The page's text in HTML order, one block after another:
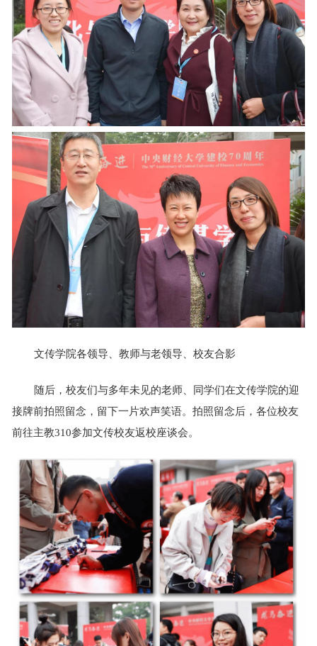
文传学院各领导、教师与老领导、校友合影
随后，校友们与多年未见的老师、同学们在文传学院的迎
接牌前拍照留念，留下一片欢声笑语。拍照留念后，各位校友
前往主教310参加文传校友返校座谈会。